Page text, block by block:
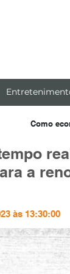
Como
a
às 13:30:00